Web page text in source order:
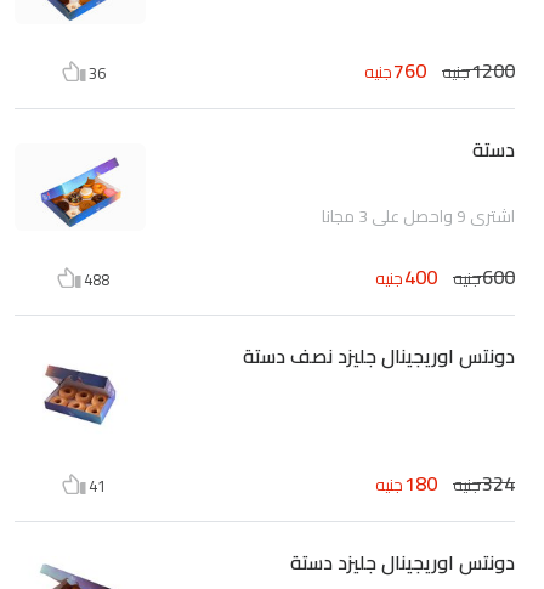
1200جنيه 760جنيه 36
دستة
اشتري 9 واحصل علي 3 مجانا
600جنيه 400جنيه 488
دونتس اوريجينال جليزد نصف دستة
324جنيه 180جنيه 41
دونتس اوريجينال جليزد دستة